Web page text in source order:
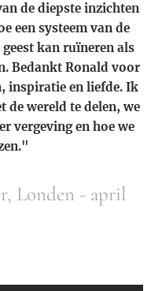
de diepste inzichten
een systeem van de
kan ruïneren als
Bedankt Ronald voor
inspiratie en liefde. Ik
wereld te delen, we
vergeving en hoe we
Londen - april